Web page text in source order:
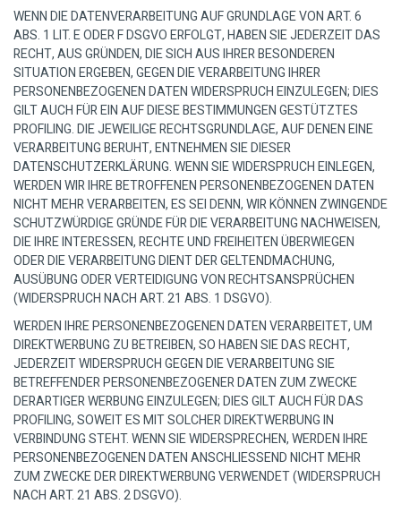
WENN DIE DATENVERARBEITUNG AUF GRUNDLAGE VON ART. 6
ABS. 1 LIT. E ODER F DSGVO ERFOLGT, HABEN SIE JEDERZEIT DAS
RECHT, AUS GRÜNDEN, DIE SICH AUS IHRER BESONDEREN
SITUATION ERGEBEN, GEGEN DIE VERARBEITUNG IHRER
PERSONENBEZOGENEN DATEN WIDERSPRUCH EINZULEGEN; DIES
GILT AUCH FÜR EIN AUF DIESE BESTIMMUNGEN GESTÜTZTES
PROFILING. DIE JEWEILIGE RECHTSGRUNDLAGE, AUF DENEN EINE
VERARBEITUNG BERUHT, ENTNEHMEN SIE DIESER
DATENSCHUTZERKLÄRUNG. WENN SIE WIDERSPRUCH EINLEGEN,
WERDEN WIR IHRE BETROFFENEN PERSONENBEZOGENEN DATEN
NICHT MEHR VERARBEITEN, ES SEI DENN, WIR KÖNNEN ZWINGENDE
SCHUTZWÜRDIGE GRÜNDE FÜR DIE VERARBEITUNG NACHWEISEN,
DIE IHRE INTERESSEN, RECHTE UND FREIHEITEN ÜBERWIEGEN
ODER DIE VERARBEITUNG DIENT DER GELTENDMACHUNG,
AUSÜBUNG ODER VERTEIDIGUNG VON RECHTSANSPRÜCHEN
(WIDERSPRUCH NACH ART. 21 ABS. 1 DSGVO).
WERDEN IHRE PERSONENBEZOGENEN DATEN VERARBEITET, UM
DIREKTWERBUNG ZU BETREIBEN, SO HABEN SIE DAS RECHT,
JEDERZEIT WIDERSPRUCH GEGEN DIE VERARBEITUNG SIE
BETREFFENDER PERSONENBEZOGENER DATEN ZUM ZWECKE
DERARTIGER WERBUNG EINZULEGEN; DIES GILT AUCH FÜR DAS
PROFILING, SOWEIT ES MIT SOLCHER DIREKTWERBUNG IN
VERBINDUNG STEHT. WENN SIE WIDERSPRECHEN, WERDEN IHRE
PERSONENBEZOGENEN DATEN ANSCHLIESSEND NICHT MEHR
ZUM ZWECKE DER DIREKTWERBUNG VERWENDET (WIDERSPRUCH
NACH ART. 21 ABS. 2 DSGVO).